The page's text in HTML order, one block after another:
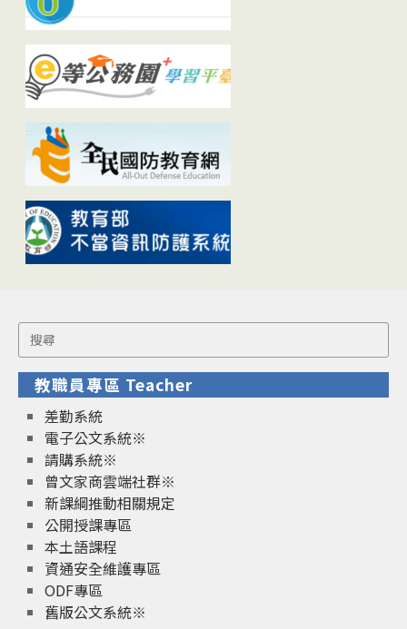
Search
for:
教職員專區 Teacher
差勤系統
電子公文系統※
請購系統※
曾文家商雲端社群※
新課綱推動相關規定
公開授課專區
本土語課程
資通安全維護專區
ODF專區
舊版公文系統※